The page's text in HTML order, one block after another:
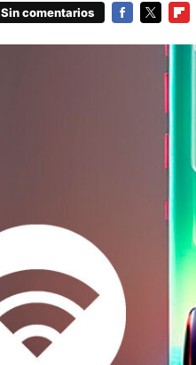
Sin comentarios